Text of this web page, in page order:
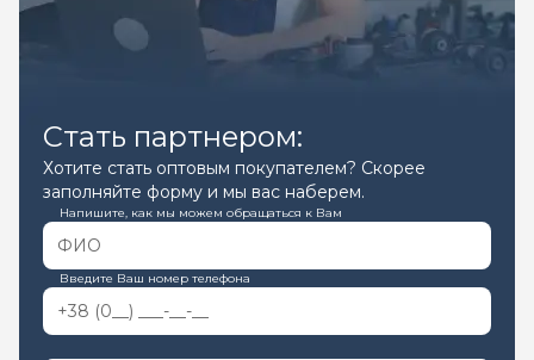
Стать партнером:
Хотите стать оптовым покупателем? Скорее
заполняйте форму и мы вас наберем.
Напишите, как мы можем обращаться к Вам
Введите Ваш номер телефона